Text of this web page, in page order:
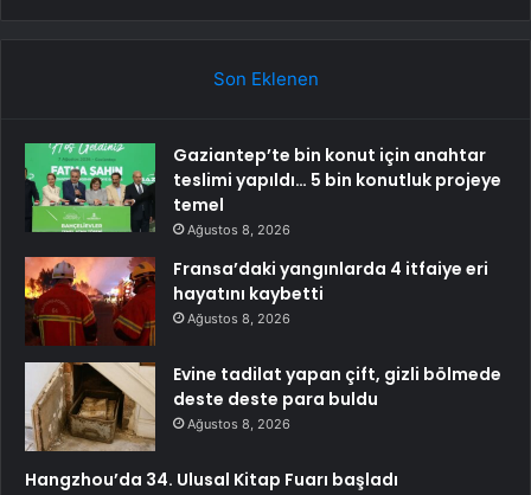
Son Eklenen
Gaziantep’te bin konut için anahtar
teslimi yapıldı… 5 bin konutluk projeye
temel
Ağustos 8, 2026
Fransa’daki yangınlarda 4 itfaiye eri
hayatını kaybetti
Ağustos 8, 2026
Evine tadilat yapan çift, gizli bölmede
deste deste para buldu
Ağustos 8, 2026
Hangzhou’da 34. Ulusal Kitap Fuarı başladı